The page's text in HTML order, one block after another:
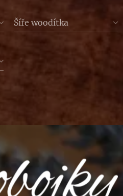
Šíře woodítka